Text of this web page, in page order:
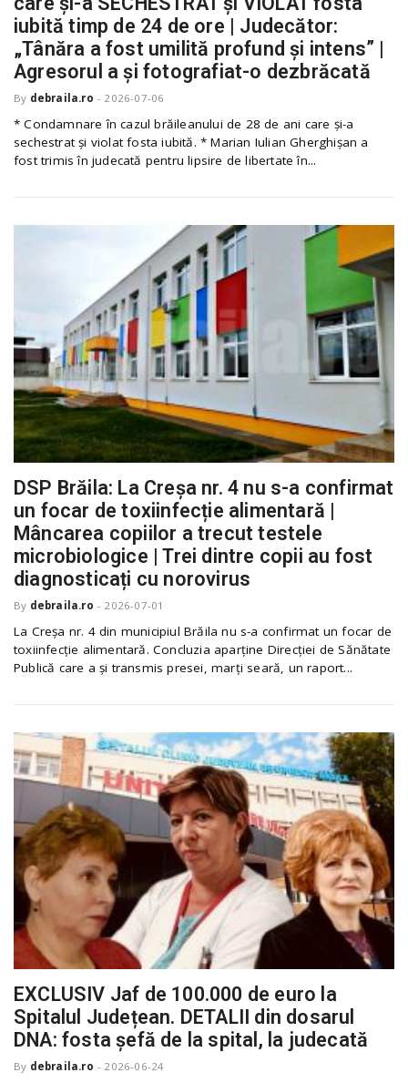
a
v
i
i
o
n
iubită timp de 24 de ore | Judecător:
„Tânăra a fost umilită profund și intens” |
Agresorul a și fotografiat-o dezbrăcată
By debraila.ro - 2026-07-06
* Condamnare în cazul brăileanului de 28 de ani care și-a
sechestrat și violat fosta iubită. * Marian Iulian Gherghișan a
fost trimis în judecată pentru lipsire de libertate în...
DSP Brăila: La Creșa nr. 4 nu s-a confirmat
un focar de toxiinfecție alimentară |
Mâncarea copiilor a trecut testele
microbiologice | Trei dintre copii au fost
diagnosticați cu norovirus
By debraila.ro - 2026-07-01
La Creșa nr. 4 din municipiul Brăila nu s-a confirmat un focar de
toxiinfecție alimentară. Concluzia aparține Direcției de Sănătate
Publică care a și transmis presei, marți seară, un raport...
EXCLUSIV Jaf de 100.000 de euro la
Spitalul Județean. DETALII din dosarul
DNA: fosta șefă de la spital, la judecată
By debraila.ro - 2026-06-24